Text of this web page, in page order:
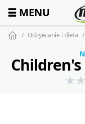
☰ MENU
Odżywianie i dieta
Children's